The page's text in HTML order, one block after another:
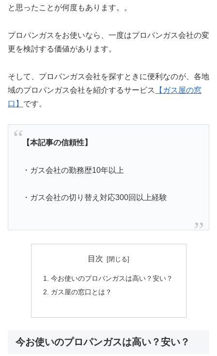
と思ったことが何度もあります。。
プロパンガスをお使いなら、一度はプロパンガス会社の変
更を検討する価値があります。
そして、プロパンガス会社を探すときに便利なのが、各地
域のプロパンガス会社を紹介するサービス
【ガス屋の窓
口】 です。
【本記事の信頼性】
・ガス会社の勤務歴10年以上
・ガス会社の切り替え対応300回以上経験
目次
今お使いのプロパンガスは高い？安い？
ガス屋の窓口とは？
今お使いのプロパンガスは高い？安い？